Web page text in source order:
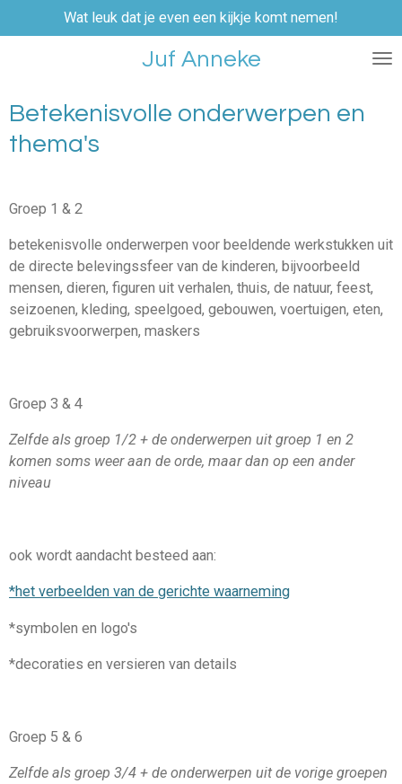
direct
hoofdinhoud
Juf Anneke
Wat leuk dat je even een kijkje komt nemen!
Betekenisvolle onderwerpen en
thema's
Groep 1 & 2
betekenisvolle onderwerpen voor beeldende werkstukken uit
de directe belevingssfeer van de kinderen, bijvoorbeeld
mensen, dieren, figuren uit verhalen, thuis, de natuur, feest,
seizoenen, kleding, speelgoed, gebouwen, voertuigen, eten,
gebruiksvoorwerpen, maskers
Groep 3 & 4
Zelfde als groep 1/2 + de onderwerpen uit groep 1 en 2
komen soms weer aan de orde, maar dan op een ander
niveau
ook wordt aandacht besteed aan:
*het verbeelden van de gerichte waarneming
*symbolen en logo's
*decoraties en versieren van details
Groep 5 & 6
Zelfde als groep 3/4 + de onderwerpen uit de vorige groepen